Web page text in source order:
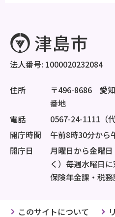
法人番号: 1000020232084
住所
〒496-8686 愛
番地
電話
0567-24-1111（代
開庁時間
午前8時30分から
開庁日
月曜日から金曜
く）毎週水曜日
保険年金課・税務
このサイトについて